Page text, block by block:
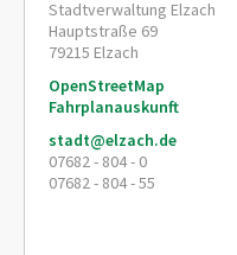
Stadtverwaltung Elzach
Hauptstraße 69
79215 Elzach
OpenStreetMap
Fahrplanauskunft
stadt@elzach.de
07682 - 804 - 0
07682 - 804 - 55